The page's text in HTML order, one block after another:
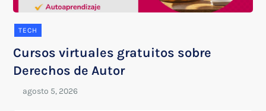
TECH
Cursos virtuales gratuitos sobre
Derechos de Autor